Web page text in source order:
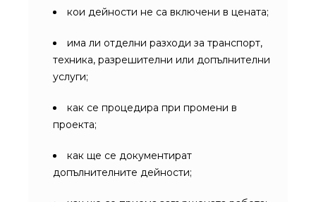
кои дейности не са включени в цената;
има ли отделни разходи за транспорт,
техника, разрешителни или допълнителни
услуги;
как се процедира при промени в
проекта;
как ще се документират
допълнителните дейности;